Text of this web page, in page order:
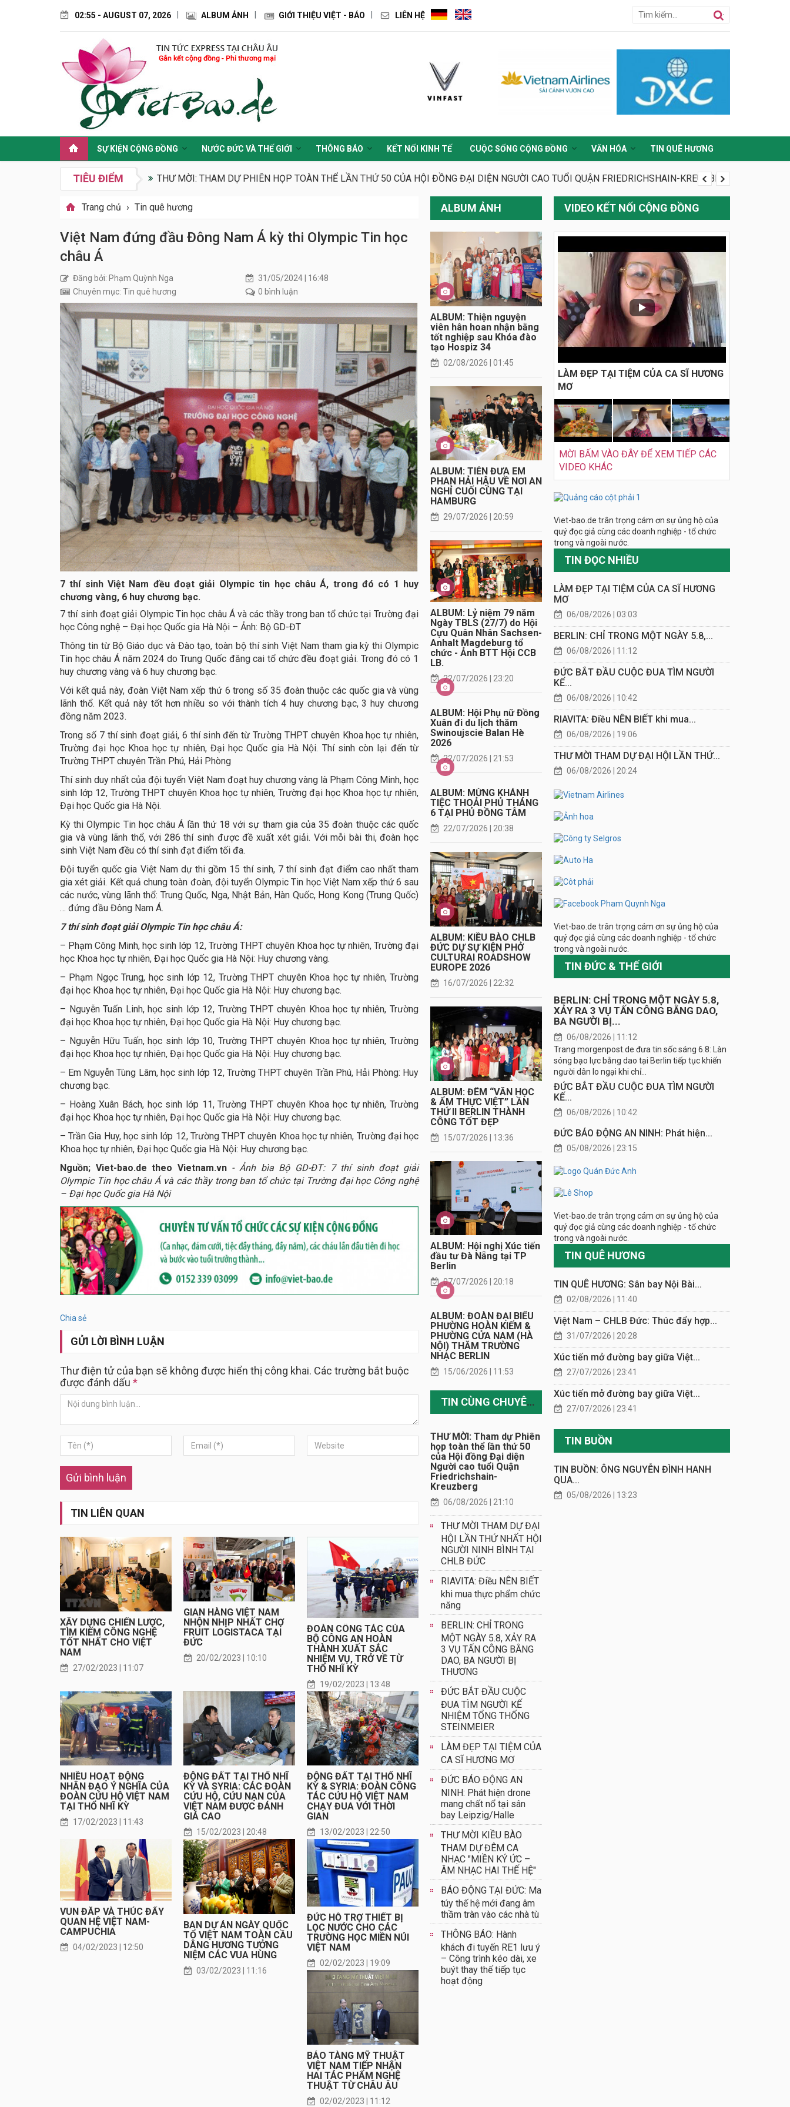
02:55 - AUGUST 07, 2026 ALBUM ẢNH GIỚI THIỆU VIỆT - BÁO LIÊN HỆ
SỰ KIỆN CỘNG ĐỒNG NƯỚC ĐỨC VÀ THẾ GIỚI THÔNG BÁO KẾT NỐI KINH TẾ CUỘC SỐNG CỘNG ĐỒNG VĂN HÓA TIN QUÊ HƯƠNG
TIÊU ĐIỂM THƯ MỜI: THAM DỰ PHIÊN HỌP TOÀN THỂ LẦN THỨ 50 CỦA HỘI ĐỒNG ĐẠI DIỆN NGƯỜI CAO TUỔI QUẬN FRIEDRICHSHAIN-KREUZBERG
Trang chủ › Tin quê hương
Việt Nam đứng đầu Đông Nam Á kỳ thi Olympic Tin học
châu Á
Đăng bởi: Phạm Quỳnh Nga
31/05/2024 | 16:48
Chuyên mục: Tin quê hương
0 bình luận
7 thí sinh Việt Nam đều đoạt giải Olympic tin học châu Á, trong đó có 1 huy
chương vàng, 6 huy chương bạc.
7 thí sinh đoạt giải Olympic Tin học châu Á và các thầy trong ban tổ chức tại Trường đại
học Công nghệ – Đại học Quốc gia Hà Nội – Ảnh: Bộ GD-ĐT
Thông tin từ Bộ Giáo dục và Đào tạo, toàn bộ thí sinh Việt Nam tham gia kỳ thi Olympic
Tin học châu Á năm 2024 do Trung Quốc đăng cai tổ chức đều đoạt giải. Trong đó có 1
huy chương vàng và 6 huy chương bạc.
Với kết quả này, đoàn Việt Nam xếp thứ 6 trong số 35 đoàn thuộc các quốc gia và vùng
lãnh thổ. Kết quả này tốt hơn nhiều so với thành tích 4 huy chương bạc, 3 huy chương
đồng năm 2023.
Trong số 7 thí sinh đoạt giải, 6 thí sinh đến từ Trường THPT chuyên Khoa học tự nhiên,
Trường đại học Khoa học tự nhiên, Đại học Quốc gia Hà Nội. Thí sinh còn lại đến từ
Trường THPT chuyên Trần Phú, Hải Phòng
Thí sinh duy nhất của đội tuyển Việt Nam đoạt huy chương vàng là Phạm Công Minh, học
sinh lớp 12, Trường THPT chuyên Khoa học tự nhiên, Trường đại học Khoa học tự nhiên,
Đại học Quốc gia Hà Nội.
Kỳ thi Olympic Tin học châu Á lần thứ 18 với sự tham gia của 35 đoàn thuộc các quốc
gia và vùng lãnh thổ, với 286 thí sinh được đề xuất xét giải. Với mỗi bài thi, đoàn học
sinh Việt Nam đều có thí sinh đạt điểm tối đa.
Đội tuyển quốc gia Việt Nam dự thi gồm 15 thí sinh, 7 thí sinh đạt điểm cao nhất tham
gia xét giải. Kết quả chung toàn đoàn, đội tuyển Olympic Tin học Việt Nam xếp thứ 6 sau
các nước, vùng lãnh thổ: Trung Quốc, Nga, Nhật Bản, Hàn Quốc, Hong Kong (Trung Quốc)
… đứng đầu Đông Nam Á.
7 thí sinh đoạt giải Olympic Tin học châu Á:
– Phạm Công Minh, học sinh lớp 12, Trường THPT chuyên Khoa học tự nhiên, Trường đại
học Khoa học tự nhiên, Đại học Quốc gia Hà Nội: Huy chương vàng.
– Phạm Ngọc Trung, học sinh lớp 12, Trường THPT chuyên Khoa học tự nhiên, Trường
đại học Khoa học tự nhiên, Đại học Quốc gia Hà Nội: Huy chương bạc.
– Nguyễn Tuấn Linh, học sinh lớp 12, Trường THPT chuyên Khoa học tự nhiên, Trường
đại học Khoa học tự nhiên, Đại học Quốc gia Hà Nội: Huy chương bạc.
– Nguyễn Hữu Tuấn, học sinh lớp 10, Trường THPT chuyên Khoa học tự nhiên, Trường
đại học Khoa học tự nhiên, Đại học Quốc gia Hà Nội: Huy chương bạc.
– Em Nguyễn Tùng Lâm, học sinh lớp 12, Trường THPT chuyên Trần Phú, Hải Phòng: Huy
chương bạc.
– Hoàng Xuân Bách, học sinh lớp 11, Trường THPT chuyên Khoa học tự nhiên, Trường
đại học Khoa học tự nhiên, Đại học Quốc gia Hà Nội: Huy chương bạc.
– Trần Gia Huy, học sinh lớp 12, Trường THPT chuyên Khoa học tự nhiên, Trường đại học
Khoa học tự nhiên, Đại học Quốc gia Hà Nội: Huy chương bạc.
Nguồn; Viet-bao.de theo Vietnam.vn - Ảnh bìa Bộ GD-ĐT: 7 thí sinh đoạt giải
Olympic Tin học châu Á và các thầy trong ban tổ chức tại Trường đại học Công nghệ
– Đại học Quốc gia Hà Nội
Chia sẻ
GỬI LỜI BÌNH LUẬN
Thư điện tử của bạn sẽ không được hiển thị công khai. Các trường bắt buộc
được đánh dấu *
Gửi bình luận
TIN LIÊN QUAN
XÂY DỰNG CHIẾN LƯỢC,
TÌM KIẾM CÔNG NGHỆ
TỐT NHẤT CHO VIỆT
NAM
27/02/2023 | 11:07
GIAN HÀNG VIỆT NAM
NHỘN NHỊP NHẤT CHỢ
FRUIT LOGISTACA TẠI
ĐỨC
20/02/2023 | 10:10
ĐOÀN CÔNG TÁC CỦA
BỘ CÔNG AN HOÀN
THÀNH XUẤT SẮC
NHIỆM VỤ, TRỞ VỀ TỪ
THỔ NHĨ KỲ
19/02/2023 | 13:48
NHIỀU HOẠT ĐỘNG
NHÂN ĐẠO Ý NGHĨA CỦA
ĐOÀN CỨU HỘ VIỆT NAM
TẠI THỔ NHĨ KỲ
17/02/2023 | 11:43
ĐỘNG ĐẤT TẠI THỔ NHĨ
KỲ VÀ SYRIA: CÁC ĐOÀN
CỨU HỘ, CỨU NẠN CỦA
VIỆT NAM ĐƯỢC ĐÁNH
GIÁ CAO
15/02/2023 | 20:48
ĐỘNG ĐẤT TẠI THỔ NHĨ
KỲ & SYRIA: ĐOÀN CÔNG
TÁC CỨU HỘ VIỆT NAM
CHẠY ĐUA VỚI THỜI
GIAN
13/02/2023 | 22:50
VUN ĐẮP VÀ THÚC ĐẨY
QUAN HỆ VIỆT NAM-
CAMPUCHIA
04/02/2023 | 12:50
BAN DỰ ÁN NGÀY QUỐC
TỔ VIỆT NAM TOÀN CẦU
DÂNG HƯƠNG TƯỞNG
NIỆM CÁC VUA HÙNG
03/02/2023 | 11:16
ĐỨC HỖ TRỢ THIẾT BỊ
LỌC NƯỚC CHO CÁC
TRƯỜNG HỌC MIỀN NÚI
VIỆT NAM
02/02/2023 | 19:09
BẢO TÀNG MỸ THUẬT
VIỆT NAM TIẾP NHẬN
HAI TÁC PHẨM NGHỆ
THUẬT TỪ CHÂU ÂU
02/02/2023 | 11:12
ALBUM ẢNH
ALBUM: Thiện nguyện
viên hân hoan nhận bằng
tốt nghiệp sau Khóa đào
tạo Hospiz 34
02/08/2026 | 01:45
ALBUM: TIỄN ĐƯA EM
PHAN HẢI HẬU VỀ NƠI AN
NGHỈ CUỐI CÙNG TẠI
HAMBURG
29/07/2026 | 20:59
ALBUM: Lỷ niệm 79 năm
Ngày TBLS (27/7) do Hội
Cựu Quân Nhân Sachsen-
Anhalt Magdeburg tổ
chức - Ảnh BTT Hội CCB
LB.
22/07/2026 | 23:20
ALBUM: Hội Phụ nữ Đồng
Xuân đi du lịch thăm
Swinoujscie Balan Hè
2026
22/07/2026 | 21:53
ALBUM: MỪNG KHÁNH
TIỆC THOẢI PHỦ THÁNG
6 TẠI PHỦ ĐỒNG TÂM
22/07/2026 | 20:38
ALBUM: KIỀU BÀO CHLB
ĐỨC DỰ SỰ KIỆN PHỞ
CULTURAI ROADSHOW
EUROPE 2026
16/07/2026 | 22:32
ALBUM: ĐÊM “VĂN HỌC
& ẨM THỰC VIỆT” LẦN
THỨ II BERLIN THÀNH
CÔNG TỐT ĐẸP
15/07/2026 | 13:36
ALBUM: Hội nghị Xúc tiến
đầu tư Đà Nẵng tại TP
Berlin
07/07/2026 | 20:18
ALBUM: ĐOÀN ĐẠI BIỂU
PHƯỜNG HOÀN KIẾM &
PHƯỜNG CỬA NAM (HÀ
NỘI) THĂM TRƯỜNG
NHẠC BERLIN
15/06/2026 | 11:53
TIN CÙNG CHUYÊN MỤC
THƯ MỜI: Tham dự Phiên
họp toàn thể lần thứ 50
của Hội đồng Đại diện
Người cao tuổi Quận
Friedrichshain-
Kreuzberg
06/08/2026 | 21:10
THƯ MỜI THAM DỰ ĐẠI
HỘI LẦN THỨ NHẤT HỘI
NGƯỜI NINH BÌNH TẠI
CHLB ĐỨC
RIAVITA: Điều NÊN BIẾT
khi mua thực phẩm chức
năng
BERLIN: CHỈ TRONG
MỘT NGÀY 5.8, XẢY RA
3 VỤ TẤN CÔNG BẰNG
DAO, BA NGƯỜI BỊ
THƯƠNG
ĐỨC BẮT ĐẦU CUỘC
ĐUA TÌM NGƯỜI KẾ
NHIỆM TỔNG THỐNG
STEINMEIER
LÀM ĐẸP TẠI TIỆM CỦA
CA SĨ HƯƠNG MƠ
ĐỨC BÁO ĐỘNG AN
NINH: Phát hiện drone
mang chất nổ tại sân
bay Leipzig/Halle
THƯ MỜI KIỀU BÀO
THAM DỰ ĐÊM CA
NHẠC "MIỀN KÝ ỨC –
ÂM NHẠC HAI THẾ HỆ"
BÁO ĐỘNG TẠI ĐỨC: Ma
túy thế hệ mới đang âm
thầm tràn vào các nhà tù
THÔNG BÁO: Hành
khách đi tuyến RE1 lưu ý
– Công trình kéo dài, xe
buýt thay thế tiếp tục
hoạt động
VIDEO KẾT NỐI CỘNG ĐỒNG
LÀM ĐẸP TẠI TIỆM CỦA CA SĨ HƯƠNG
MƠ
MỜI BẤM VÀO ĐÂY ĐỂ XEM TIẾP CÁC
VIDEO KHÁC
Viet-bao.de trân trọng cám ơn sự ủng hộ của
quý đọc giả cùng các doanh nghiệp - tổ chức
trong và ngoài nước.
TIN ĐỌC NHIỀU
LÀM ĐẸP TẠI TIỆM CỦA CA SĨ HƯƠNG
MƠ
06/08/2026 | 03:03
BERLIN: CHỈ TRONG MỘT NGÀY 5.8,...
06/08/2026 | 11:12
ĐỨC BẮT ĐẦU CUỘC ĐUA TÌM NGƯỜI
KẾ...
06/08/2026 | 10:42
RIAVITA: Điều NÊN BIẾT khi mua...
06/08/2026 | 19:06
THƯ MỜI THAM DỰ ĐẠI HỘI LẦN THỨ...
06/08/2026 | 20:24
Viet-bao.de trân trọng cám ơn sự ủng hộ của
quý đọc giả cùng các doanh nghiệp - tổ chức
trong và ngoài nước.
TIN ĐỨC & THẾ GIỚI
BERLIN: CHỈ TRONG MỘT NGÀY 5.8,
XẢY RA 3 VỤ TẤN CÔNG BẰNG DAO,
BA NGƯỜI BỊ...
06/08/2026 | 11:12
Trang morgenpost.de đưa tin sốc sáng 6.8: Làn
sóng bạo lực bằng dao tại Berlin tiếp tục khiến
người dân lo ngại khi chỉ...
ĐỨC BẮT ĐẦU CUỘC ĐUA TÌM NGƯỜI
KẾ...
06/08/2026 | 10:42
ĐỨC BÁO ĐỘNG AN NINH: Phát hiện...
05/08/2026 | 23:15
Viet-bao.de trân trọng cám ơn sự ủng hộ của
quý đọc giả cùng các doanh nghiệp - tổ chức
trong và ngoài nước.
TIN QUÊ HƯƠNG
TIN QUÊ HƯƠNG: Sân bay Nội Bài...
02/08/2026 | 11:40
Việt Nam – CHLB Đức: Thúc đẩy hợp...
31/07/2026 | 20:28
Xúc tiến mở đường bay giữa Việt...
27/07/2026 | 23:41
Xúc tiến mở đường bay giữa Việt...
27/07/2026 | 23:41
TIN BUỒN
TIN BUỒN: ÔNG NGUYỄN ĐÌNH HANH
QUA...
05/08/2026 | 13:23